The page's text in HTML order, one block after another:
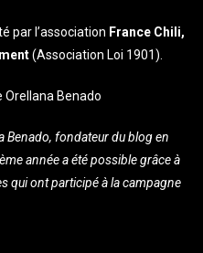
par l’association France Chili,
(Association Loi 1901).
Orellana Benado
Benado, fondateur du blog en
année a été possible grâce à
qui ont participé à la campagne